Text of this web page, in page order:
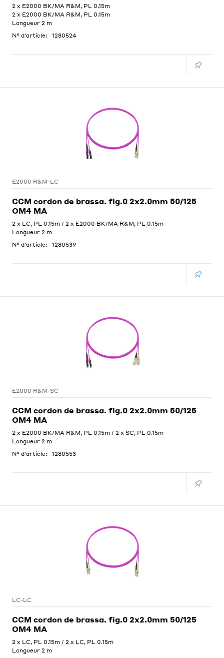
2 x E2000 BK/MA R&M, PL 0.15m
2 x E2000 BK/MA R&M, PL 0.15m
Longueur 2 m
N° d'article:
1280524
E2000 R&M-LC
CCM cordon de brassa. fig.0 2x2.0mm 50/125
OM4 MA
2 x LC, PL 0.15m / 2 x E2000 BK/MA R&M, PL 0.15m
Longueur 2 m
N° d'article:
1280539
E2000 R&M-SC
CCM cordon de brassa. fig.0 2x2.0mm 50/125
OM4 MA
2 x E2000 BK/MA R&M, PL 0.15m / 2 x SC, PL 0.15m
Longueur 2 m
N° d'article:
1280553
LC-LC
CCM cordon de brassa. fig.0 2x2.0mm 50/125
OM4 MA
2 x LC, PL 0.15m / 2 x LC, PL 0.15m
Longueur 2 m